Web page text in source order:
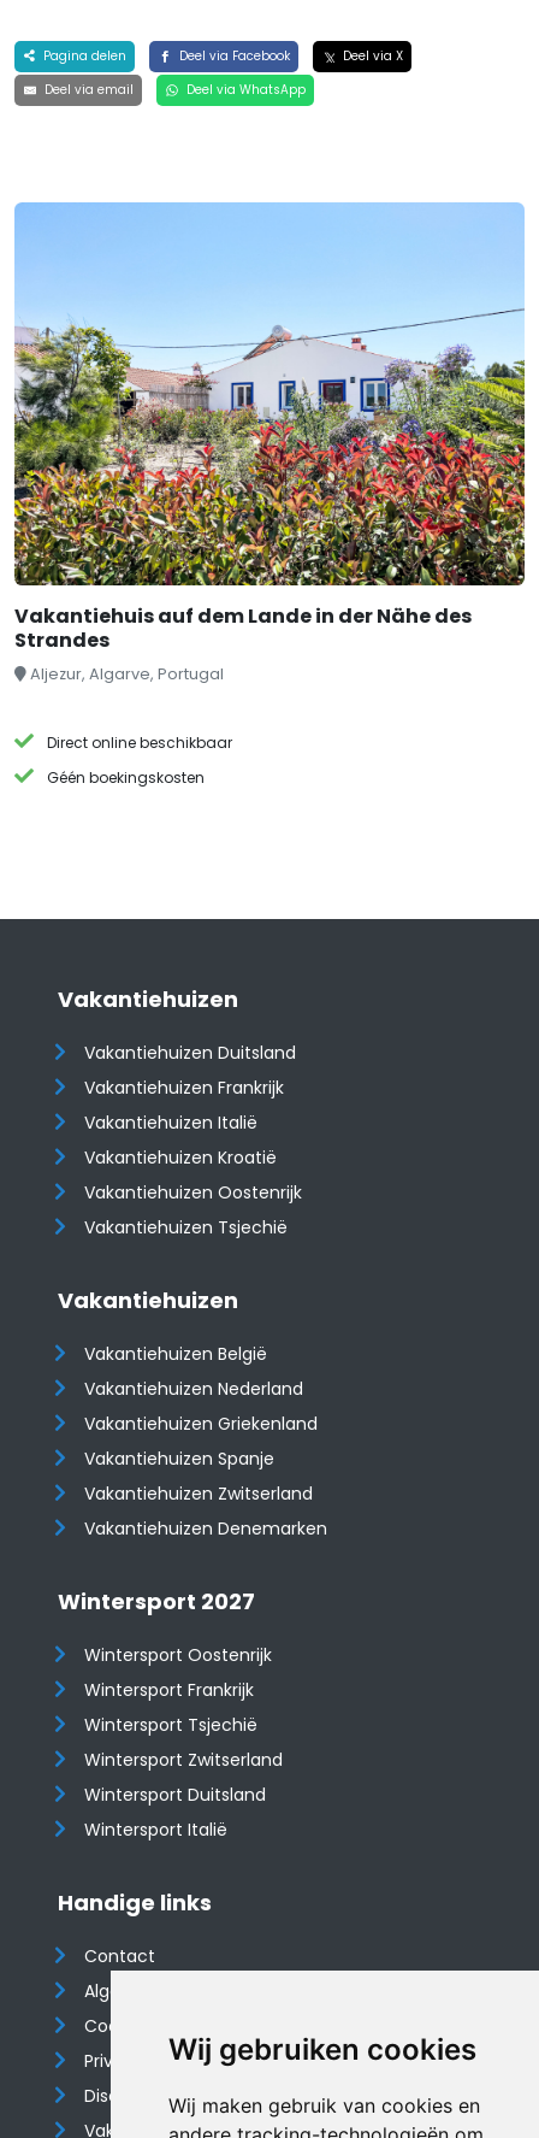
Wij gebruiken cookies
Wij maken gebruik van cookies en
Pagina delen Deel via Facebook
Deel via X
Deel via email
Deel via WhatsApp
Vakantiehuis auf dem Lande in der Nähe des
Strandes
Aljezur, Algarve, Portugal
Direct online beschikbaar
Géén boekingskosten
Vakantiehuizen
Vakantiehuizen Duitsland
Vakantiehuizen Frankrijk
Vakantiehuizen Italië
Vakantiehuizen Kroatië
​​​​​​​Vakantiehuizen Oostenrijk
Vakantiehuizen Tsjechië
Vakantiehuizen
Vakantiehuizen België
Vakantiehuizen Nederland
Vakantiehuizen Griekenland
Vakantiehuizen Spanje
​​​​​​​Vakantiehuizen Zwitserland
Vakantiehuizen Denemarken
Wintersport 2027
Wintersport Oostenrijk
Wintersport Frankrijk
Wintersport Tsjechië
Wintersport Zwitserland
Wintersport Duitsland
Wintersport Italië
Handige links
Contact
Algemene voorwaarden
Cookieverklaring
Privacyverklaring
Disclaimer
Vakantiehuis website